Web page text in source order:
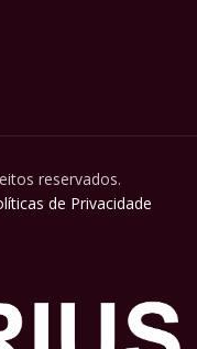
reservados.
de Privacidade